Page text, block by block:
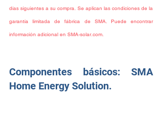
días siguientes a su compra. Se aplican las condiciones de la
garantía limitada de fábrica de SMA. Puede encontrar
información adicional en SMA-solar.com.
Componentes básicos: SMA
Home Energy Solution.